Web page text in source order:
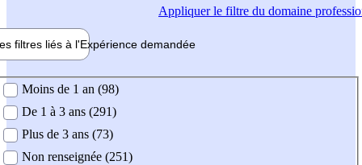
Appliquerle filtre du domaine
filtres liés à l'Expérience demandée
demandée
Moins de 1 an (98)
De 1 à 3 ans (291)
Plus de 3 ans (73)
Non renseignée (251)